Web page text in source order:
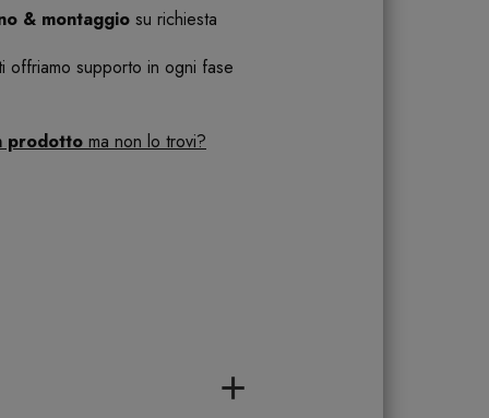
& montaggio su richiesta
offriamo supporto in ogni fase
prodotto ma non lo trovi?
+